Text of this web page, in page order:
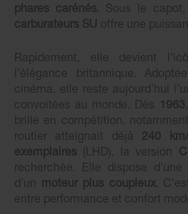
phares carénés. Sous le
carburateurs SU offre une
Rapidement, elle devient
l’élégance britannique.
cinéma, elle reste aujourd’hui
convoitées au monde. Dès 1963
brille en compétition,
routier atteignait déjà 240
exemplaires (LHD), la version
recherchée. Elle dispose d’une
d’un moteur plus coupleux.
entre performance et confort